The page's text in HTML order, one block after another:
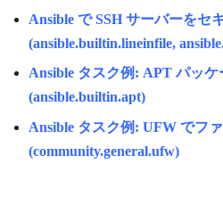
Ansible で SSH サーバーをセ
(ansible.builtin.lineinfile,
Ansible タスク例: APT パッ
(ansible.builtin.apt)
Ansible タスク例: UFW でフ
(community.general.ufw)